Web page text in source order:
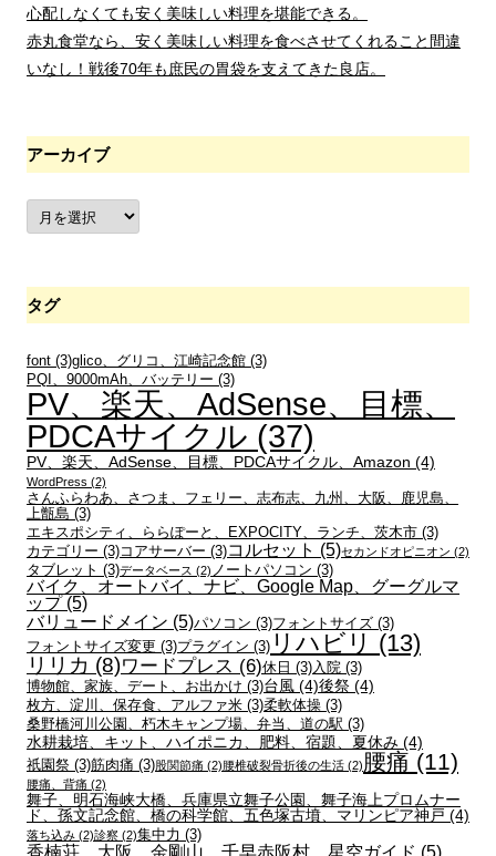
心配しなくても安く美味しい料理を堪能できる。
赤丸食堂なら、安く美味しい料理を食べさせてくれること間違
いなし！戦後70年も庶民の胃袋を支えてきた良店。
アーカイブ
ア
ー
ブ
タグ
font (3)glico、グリコ、江崎記念館 (3)
PQI、9000mAh、バッテリー (3)
PV、楽天、AdSense、目標、
PDCAサイクル (37)
PV、楽天、AdSense、目標、PDCAサイクル、Amazon (4)
WordPress (2)
さんふらわあ、さつま、フェリー、志布志、九州、大阪、鹿児島、
上甑島 (3)
エキスポシティ、ららぽーと、EXPOCITY、ランチ、茨木市 (3)
カテゴリー (3)コアサーバー (3)コルセット (5)セカンドオピニオン (2)
タブレット (3)データベース (2) ノートパソコン (3)
バイク、オートバイ、ナビ、Google Map、グーグルマ
ップ(5)
バリュードメイン (5)パソコン (3)フォントサイズ (3)
フォントサイズ変更 (3)プラグイン (3) リハビリ (13)
リリカ (8)ワードプレス (6)休日 (3)入院 (3)
博物館、家族、デート、お出かけ (3)台風 (4)後祭 (4)
枚方、淀川、保存食、アルファ米 (3)柔軟体操 (3)
桑野橋河川公園、朽木キャンプ場、弁当、道の駅 (3)
水耕栽培、キット、ハイポニカ、肥料、宿題、夏休み (4)
祇園祭 (3)筋肉痛 (3)股関節痛 (2)腰椎破裂骨折後の生活 (2) 腰痛 (11)
腰痛、背痛 (2)
舞子、明石海峡大橋、兵庫県立舞子公園、舞子海上プロムナー
ド、孫文記念館、橋の科学館、五色塚古墳、マリンピア神戸 (4)
落ち込み (2)診察 (2)集中力 (3)
香楠荘、大阪、金剛山、千早赤阪村、星空ガイド (5)